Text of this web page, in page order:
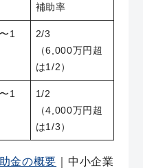
補助率
1
2/3
（6,000万円超
は1/2）
1
1/2
（4,000万円超
は1/3）
金の概要 ｜中小企業